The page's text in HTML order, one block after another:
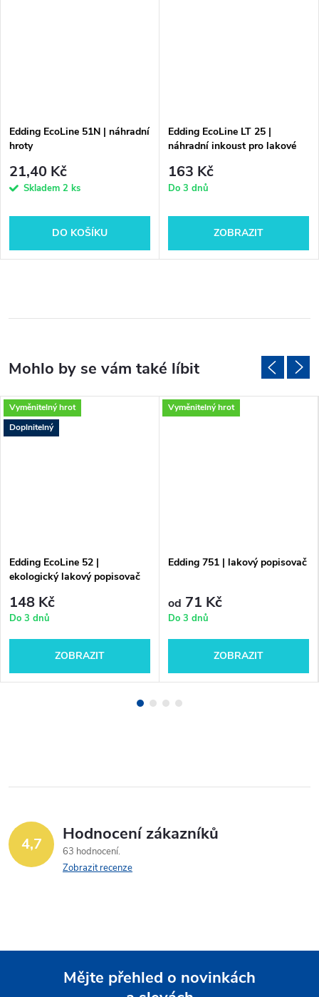
Edding EcoLine 51N | náhradní
hroty
21,40 Kč
Skladem 2 ks
DO KOŠÍKU
Edding EcoLine LT 25 |
náhradní inkoust pro lakové
163 Kč
Do 3 dnů
ZOBRAZIT
Vyměnitelný hrot
Doplnitelný
Edding EcoLine 52 |
ekologický lakový popisovač
148 Kč
Do 3 dnů
ZOBRAZIT
Vyměnitelný hrot
Edding 751 | lakový popisovač
od 71 Kč
Do 3 dnů
ZOBRAZIT
4,7 Hodnocení zákazníků
63 hodnocení
Zobrazit recenze
Mějte přehled o novinkách